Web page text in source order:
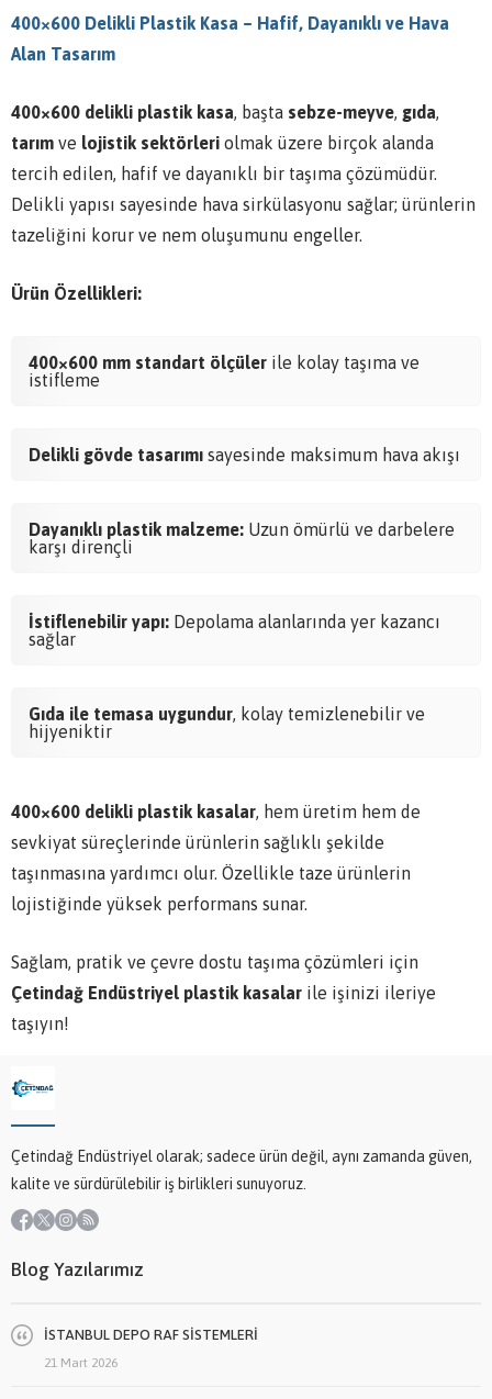
400×600 Delikli Plastik Kasa – Hafif, Dayanıklı ve Hava
Alan Tasarım
400×600 delikli plastik kasa, başta sebze-meyve, gıda,
tarım ve lojistik sektörleri olmak üzere birçok alanda
tercih edilen, hafif ve dayanıklı bir taşıma çözümüdür.
Delikli yapısı sayesinde hava sirkülasyonu sağlar; ürünlerin
tazeliğini korur ve nem oluşumunu engeller.
Ürün Özellikleri:
400×600 mm standart ölçüler ile kolay taşıma ve
istifleme
Delikli gövde tasarımı sayesinde maksimum hava akışı
Dayanıklı plastik malzeme: Uzun ömürlü ve darbelere
karşı dirençli
İstiflenebilir yapı: Depolama alanlarında yer kazancı
sağlar
Gıda ile temasa uygundur, kolay temizlenebilir ve
hijyeniktir
400×600 delikli plastik kasalar, hem üretim hem de
sevkiyat süreçlerinde ürünlerin sağlıklı şekilde
taşınmasına yardımcı olur. Özellikle taze ürünlerin
lojistiğinde yüksek performans sunar.
Sağlam, pratik ve çevre dostu taşıma çözümleri için
Çetindağ Endüstriyel plastik kasalar ile işinizi ileriye
taşıyın!
Çetindağ Endüstriyel olarak; sadece ürün değil, aynı zamanda güven,
kalite ve sürdürülebilir iş birlikleri sunuyoruz.
Blog Yazılarımız
İSTANBUL DEPO RAF SİSTEMLERİ
21 Mart 2026